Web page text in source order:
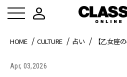
HOME CULTURE 占い 【乙女座
Apr, 03,2026